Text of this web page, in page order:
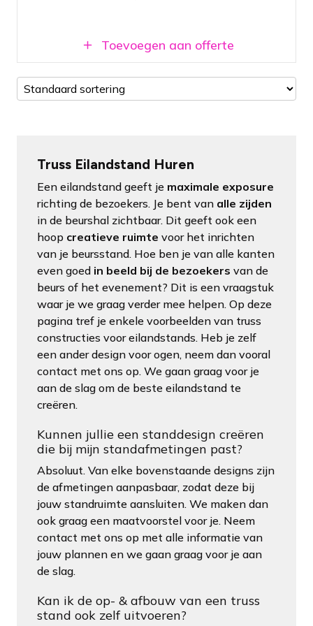
Toevoegen aan offerte
Truss Eilandstand Huren
Een eilandstand geeft je maximale exposure
richting de bezoekers. Je bent van alle zijden
in de beurshal zichtbaar. Dit geeft ook een
hoop creatieve ruimte voor het inrichten
van je beursstand. Hoe ben je van alle kanten
even goed in beeld bij de bezoekers van de
beurs of het evenement? Dit is een vraagstuk
waar je we graag verder mee helpen. Op deze
pagina tref je enkele voorbeelden van truss
constructies voor eilandstands. Heb je zelf
een ander design voor ogen, neem dan vooral
contact met ons op. We gaan graag voor je
aan de slag om de beste eilandstand te
creëren.
Kunnen jullie een standdesign creëren
die bij mijn standafmetingen past?
Absoluut. Van elke bovenstaande designs zijn
de afmetingen aanpasbaar, zodat deze bij
jouw standruimte aansluiten. We maken dan
ook graag een maatvoorstel voor je. Neem
contact met ons op met alle informatie van
jouw plannen en we gaan graag voor je aan
de slag.
Kan ik de op- & afbouw van een truss
stand ook zelf uitvoeren?